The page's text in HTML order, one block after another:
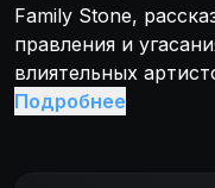
Family Stone,
правления и
влиятельных
Подробнее